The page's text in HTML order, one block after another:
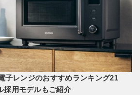
子レンジのおすすめランキング21
採用モデルもご紹介